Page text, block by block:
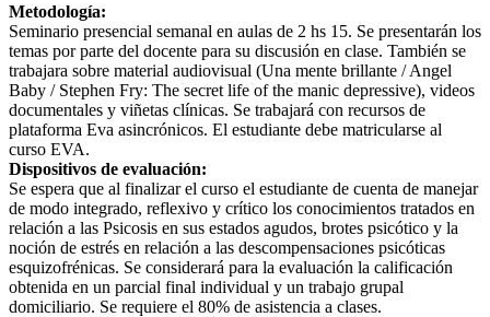
Metodología:
Seminario presencial semanal en aulas de 2 hs 15. Se presentarán los
temas por parte del docente para su discusión en clase. También se
trabajara sobre material audiovisual (Una mente brillante / Angel
Baby / Stephen Fry: The secret life of the manic depressive), videos
documentales y viñetas clínicas. Se trabajará con recursos de
plataforma Eva asincrónicos. El estudiante debe matricularse al
curso EVA.
Dispositivos de evaluación:
Se espera que al finalizar el curso el estudiante de cuenta de manejar
de modo integrado, reflexivo y crítico los conocimientos tratados en
relación a las Psicosis en sus estados agudos, brotes psicótico y la
noción de estrés en relación a las descompensaciones psicóticas
esquizofrénicas. Se considerará para la evaluación la calificación
obtenida en un parcial final individual y un trabajo grupal
domiciliario. Se requiere el 80% de asistencia a clases.